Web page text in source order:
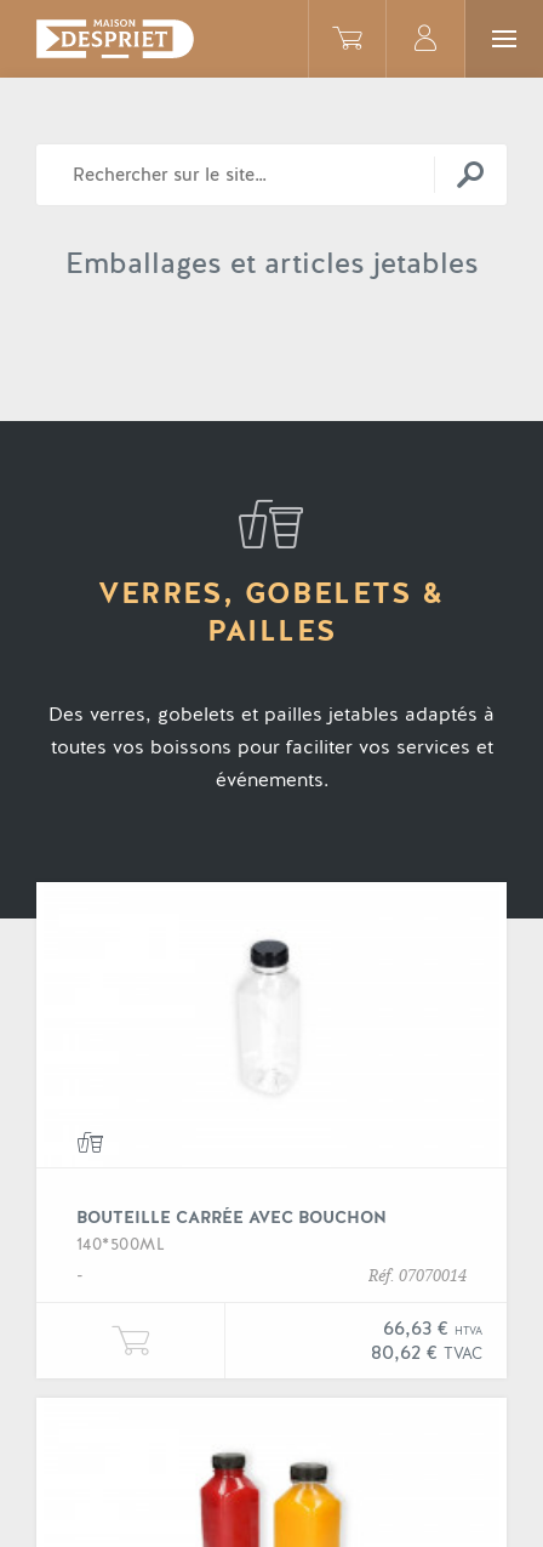
Emballages et articles jetables
VERRES, GOBELETS &
PAILLES
Des verres, gobelets et pailles jetables adaptés à
toutes vos boissons pour faciliter vos services et
événements.
BOUTEILLE CARRÉE AVEC BOUCHON
140*500ML
-
Réf. 07070014
66,63 € HTVA
80,62 €TVAC
Ajouter une unité de "Bouteille